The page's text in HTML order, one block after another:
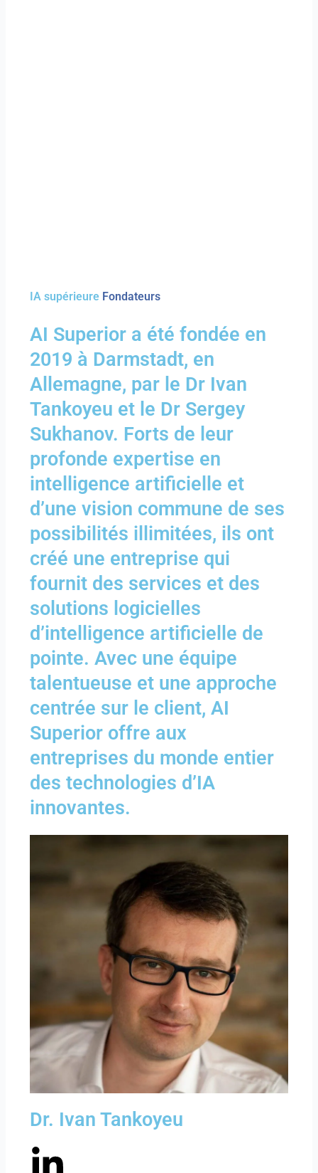
IA supérieure Fondateurs
AI Superior a été fondée en
2019 à Darmstadt, en
Allemagne, par le Dr Ivan
Tankoyeu et le Dr Sergey
Sukhanov. Forts de leur
profonde expertise en
intelligence artificielle et
d’une vision commune de ses
possibilités illimitées, ils ont
créé une entreprise qui
fournit des services et des
solutions logicielles
d’intelligence artificielle de
pointe. Avec une équipe
talentueuse et une approche
centrée sur le client, AI
Superior offre aux
entreprises du monde entier
des technologies d’IA
innovantes.
Dr. Ivan Tankoyeu